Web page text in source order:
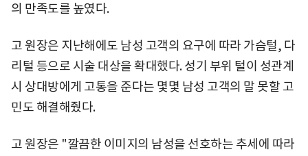
의 만족도를 높였다.
고 원장은 지난해에도 남성 고객의 요구에 따라 가슴털, 다
리털 등으로 시술 대상을 확대했다. 성기 부위 털이 성관계
시 상대방에게 고통을 준다는 몇몇 남성 고객의 말 못할 고
민도 해결해줬다.
고 원장은 "깔끔한 이미지의 남성을 선호하는 추세에 따라